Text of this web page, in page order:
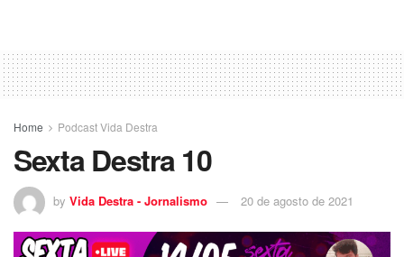
Home Podcast Vida Destra
Sexta Destra 10
by Vida Destra - Jornalismo 20 de agosto de 2021